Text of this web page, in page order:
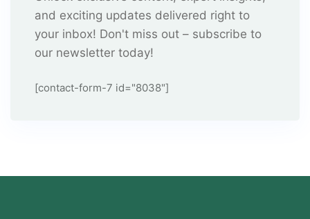
and exciting updates delivered right to
your inbox! Don't miss out – subscribe to
our newsletter today!
[contact-form-7 id="8038"]